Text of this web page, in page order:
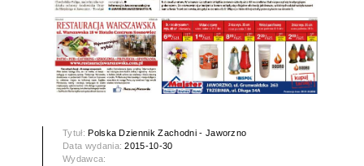
Tytuł: Polska Dziennik Zachodni - Jaworzno
Data wydania:2015-10-30
Wydawca: